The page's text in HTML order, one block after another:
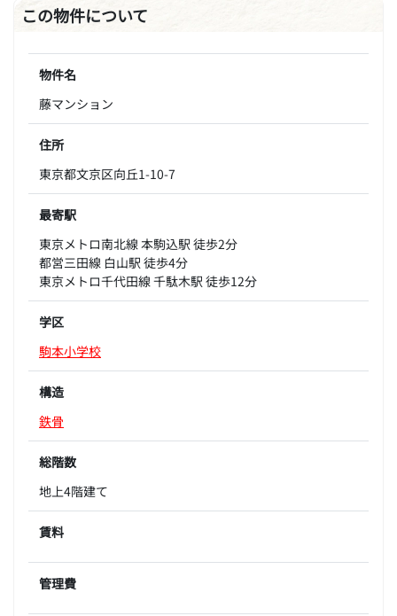
この物件について
物件名
藤マンション
住所
東京都文京区向丘1-10-7
最寄駅
東京メトロ南北線 本駒込駅 徒歩2分
都営三田線 白山駅 徒歩4分
東京メトロ千代田線 千駄木駅 徒歩12分
学区
駒本小学校
構造
鉄骨
総階数
地上4階建て
賃料
管理費